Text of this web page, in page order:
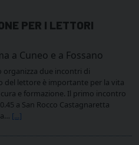
PER I LETTORI
a Cuneo e a Fossano
organizza due incontri di
del lettore è importante per la vita
e formazione. Il primo incontro
a San Rocco Castagnaretta
[...]